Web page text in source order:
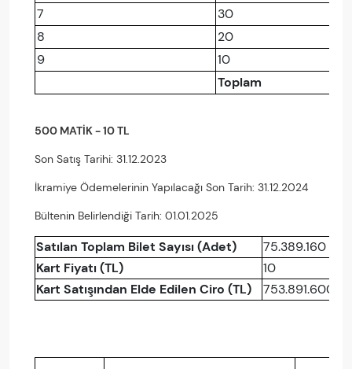
7
30
8
20
9
10
Toplam
500 MATİK - 10 TL
Son Satış Tarihi: 31.12.2023
İkramiye Ödemelerinin Yapılacağı Son Tarih: 31.12.2024
Bültenin Belirlendiği Tarih: 01.01.2025
Satılan Toplam Bilet Sayısı (Adet)
75.389.160
Kart Fiyatı (TL)
10
Kart Satışından Elde Edilen Ciro (TL)
753.891.600